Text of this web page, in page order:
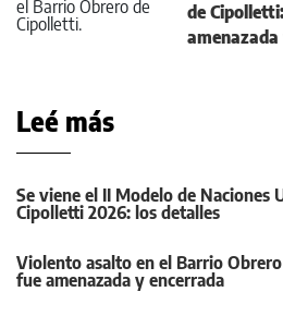
de
amenazada
Leé más
Se viene el II Modelo de Naciones
Cipolletti 2026: los detalles
Violento asalto en el Barrio
fue amenazada y encerrada